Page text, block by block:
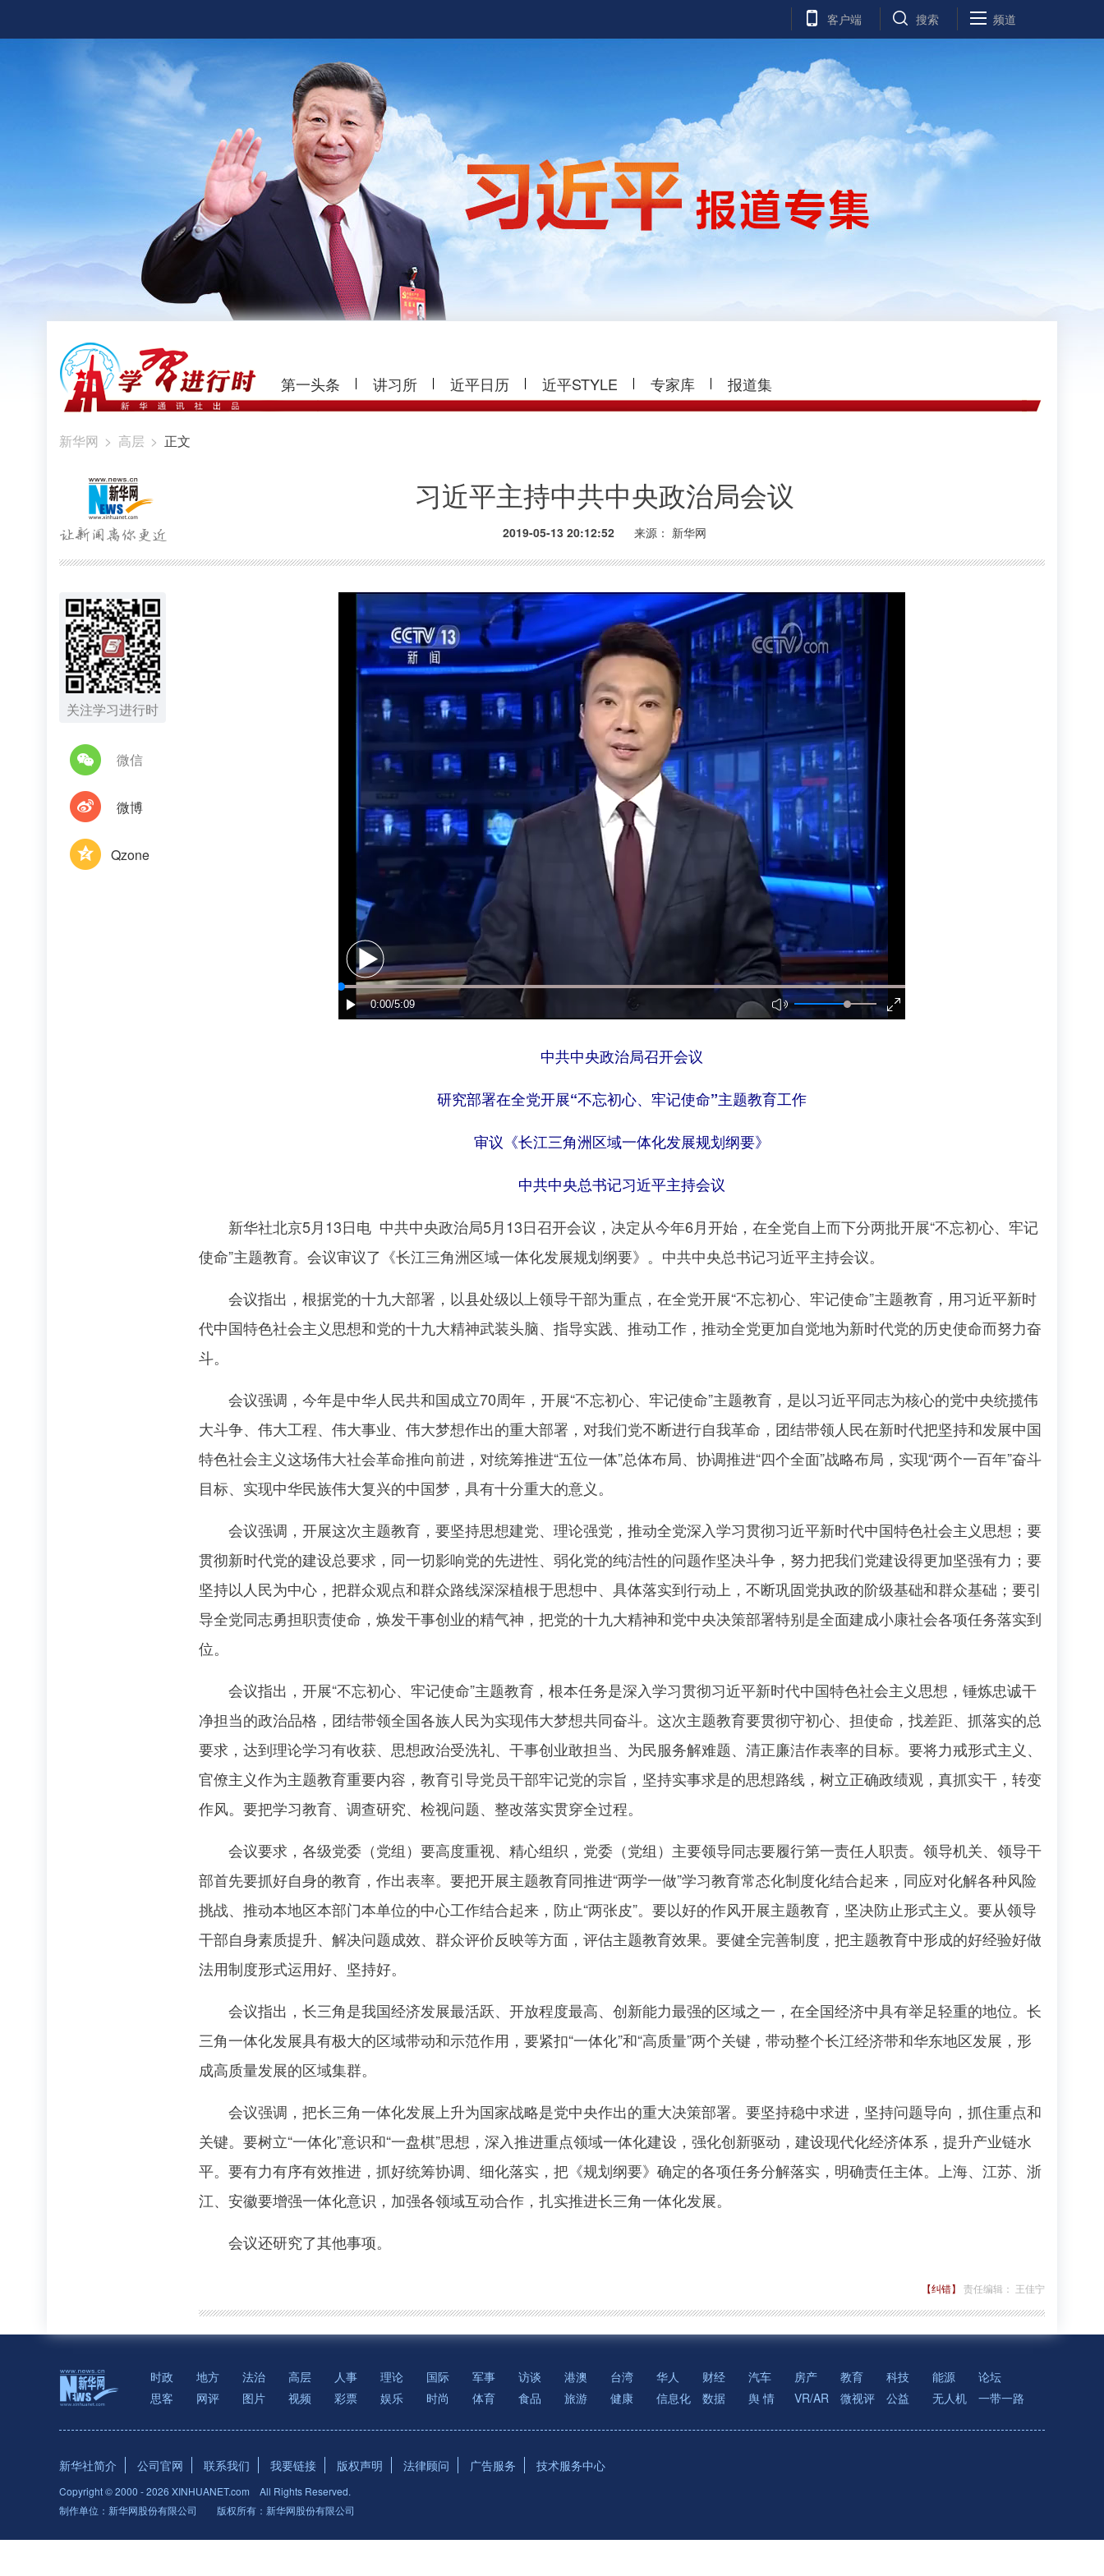
客户端 搜索 频道
第一头条 讲习所 近平日历 近平STYLE 专家库 报道集
新华网 > 高层 > 正文
习近平主持中共中央政治局会议
2019-05-13 20:12:52 来源： 新华网
关注学习进行时
微信
微博
Qzone
中共中央政治局召开会议
研究部署在全党开展“不忘初心、牢记使命”主题教育工作
审议《长江三角洲区域一体化发展规划纲要》
中共中央总书记习近平主持会议
新华社北京5月13日电 中共中央政治局5月13日召开会议，决定从今年6月开始，在全党自上而下分两批开展“不忘初心、牢记
使命”主题教育。会议审议了《长江三角洲区域一体化发展规划纲要》。中共中央总书记习近平主持会议。
会议指出，根据党的十九大部署，以县处级以上领导干部为重点，在全党开展“不忘初心、牢记使命”主题教育，用习近平新时
代中国特色社会主义思想和党的十九大精神武装头脑、指导实践、推动工作，推动全党更加自觉地为新时代党的历史使命而努力奋
斗。
会议强调，今年是中华人民共和国成立70周年，开展“不忘初心、牢记使命”主题教育，是以习近平同志为核心的党中央统揽伟
大斗争、伟大工程、伟大事业、伟大梦想作出的重大部署，对我们党不断进行自我革命，团结带领人民在新时代把坚持和发展中国
特色社会主义这场伟大社会革命推向前进，对统筹推进“五位一体”总体布局、协调推进“四个全面”战略布局，实现“两个一百年”奋斗
目标、实现中华民族伟大复兴的中国梦，具有十分重大的意义。
会议强调，开展这次主题教育，要坚持思想建党、理论强党，推动全党深入学习贯彻习近平新时代中国特色社会主义思想；要
贯彻新时代党的建设总要求，同一切影响党的先进性、弱化党的纯洁性的问题作坚决斗争，努力把我们党建设得更加坚强有力；要
坚持以人民为中心，把群众观点和群众路线深深植根于思想中、具体落实到行动上，不断巩固党执政的阶级基础和群众基础；要引
导全党同志勇担职责使命，焕发干事创业的精气神，把党的十九大精神和党中央决策部署特别是全面建成小康社会各项任务落实到
位。
会议指出，开展“不忘初心、牢记使命”主题教育，根本任务是深入学习贯彻习近平新时代中国特色社会主义思想，锤炼忠诚干
净担当的政治品格，团结带领全国各族人民为实现伟大梦想共同奋斗。这次主题教育要贯彻守初心、担使命，找差距、抓落实的总
要求，达到理论学习有收获、思想政治受洗礼、干事创业敢担当、为民服务解难题、清正廉洁作表率的目标。要将力戒形式主义、
官僚主义作为主题教育重要内容，教育引导党员干部牢记党的宗旨，坚持实事求是的思想路线，树立正确政绩观，真抓实干，转变
作风。要把学习教育、调查研究、检视问题、整改落实贯穿全过程。
会议要求，各级党委（党组）要高度重视、精心组织，党委（党组）主要领导同志要履行第一责任人职责。领导机关、领导干
部首先要抓好自身的教育，作出表率。要把开展主题教育同推进“两学一做”学习教育常态化制度化结合起来，同应对化解各种风险
挑战、推动本地区本部门本单位的中心工作结合起来，防止“两张皮”。要以好的作风开展主题教育，坚决防止形式主义。要从领导
干部自身素质提升、解决问题成效、群众评价反映等方面，评估主题教育效果。要健全完善制度，把主题教育中形成的好经验好做
法用制度形式运用好、坚持好。
会议指出，长三角是我国经济发展最活跃、开放程度最高、创新能力最强的区域之一，在全国经济中具有举足轻重的地位。长
三角一体化发展具有极大的区域带动和示范作用，要紧扣“一体化”和“高质量”两个关键，带动整个长江经济带和华东地区发展，形
成高质量发展的区域集群。
会议强调，把长三角一体化发展上升为国家战略是党中央作出的重大决策部署。要坚持稳中求进，坚持问题导向，抓住重点和
关键。要树立“一体化”意识和“一盘棋”思想，深入推进重点领域一体化建设，强化创新驱动，建设现代化经济体系，提升产业链水
平。要有力有序有效推进，抓好统筹协调、细化落实，把《规划纲要》确定的各项任务分解落实，明确责任主体。上海、江苏、浙
江、安徽要增强一体化意识，加强各领域互动合作，扎实推进长三角一体化发展。
会议还研究了其他事项。
【纠错】 责任编辑： 王佳宁
时政 地方 法治 高层 人事 理论 国际 军事 访谈 港澳 台湾 华人 财经 汽车 房产 教育 科技 能源
论坛
思客
网评 图片 视频 彩票 娱乐 时尚 体育 食品 旅游 健康 信息化 数据 舆 情 VR/AR 微视评 公益 无人机 一带一路
新华社简介 公司官网 联系我们 我要链接 版权声明 法律顾问 广告服务 技术服务中心
Copyright © 2000 -2026 XINHUANET.com All Rights Reserved.
制作单位：新华网股份有限公司 版权所有：新华网股份有限公司